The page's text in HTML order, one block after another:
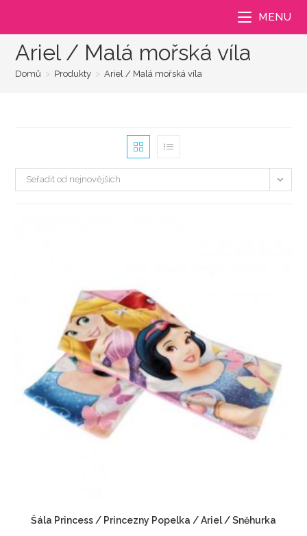
MENU
Ariel / Malá mořská víla
Domů > Produkty > Ariel / Malá mořská víla
Seřadit od nejnovějších
Šála Princess / Princezny Popelka / Ariel / Sněhurka